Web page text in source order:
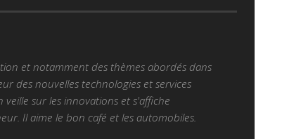
et notamment des thèmes abordés dans
des nouvelles technologies et services
sur les innovations et s'affiche
Il aime le bon café et les automobiles.